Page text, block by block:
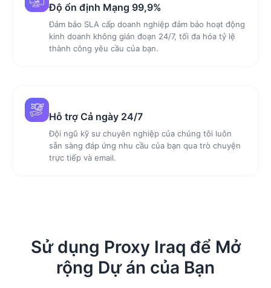
Độ ổn định Mạng 99,9%
Đảm bảo SLA cấp doanh nghiệp đảm bảo hoạt động
kinh doanh không gián đoạn 24/7, tối đa hóa tỷ lệ
thành công yêu cầu của bạn.
Hỗ trợ Cả ngày 24/7
Đội ngũ kỹ sư chuyên nghiệp của chúng tôi luôn
sẵn sàng đáp ứng nhu cầu của bạn qua trò chuyện
trực tiếp và email.
Sử dụng Proxy Iraq để Mở
rộng Dự án của Bạn